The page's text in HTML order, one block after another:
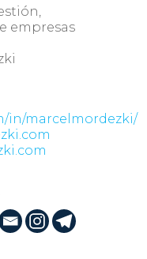
empresas
in/marcelmordezki/